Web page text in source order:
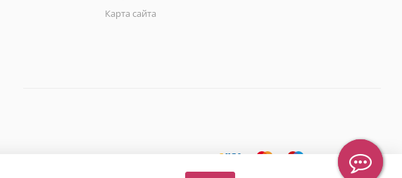
Карта сайта